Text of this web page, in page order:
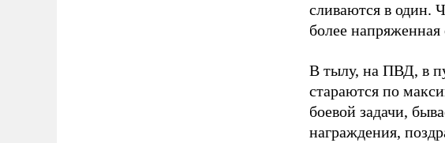
сливаются в один.
более
В тылу, на ПВД, в
стараются по
боевой задачи,
награждения,